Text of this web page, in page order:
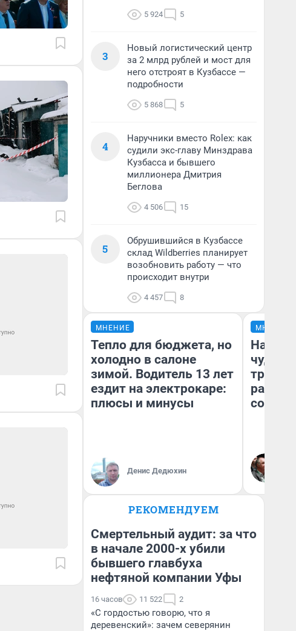
5 924 5
3
Новый логистический центр
за 2 млрд рублей и мост для
него отстроят в Кузбассе —
подробности
5 868 5
4
Наручники вместо Rolex: как
судили экс-главу Минздрава
Кузбасса и бывшего
миллионера Дмитрия
Беглова
4 506 15
5
Обрушившийся в Кузбассе
склад Wildberries планирует
возобновить работу — что
происходит внутри
4 457 8
МНЕНИЕ
Тепло для бюджета, но
холодно в салоне
зимой. Водитель 13 лет
ездит на электрокаре:
плюсы и минусы
Денис Дедюхин
МНЕНИЕ
чудом
РЕКОМЕНДУЕМ
Смертельный аудит: за что
в начале 2000-х убили
бывшего главбуха
нефтяной компании Уфы
16 часов 11 522 2
«С гордостью говорю, что я
деревенский»: зачем северянин